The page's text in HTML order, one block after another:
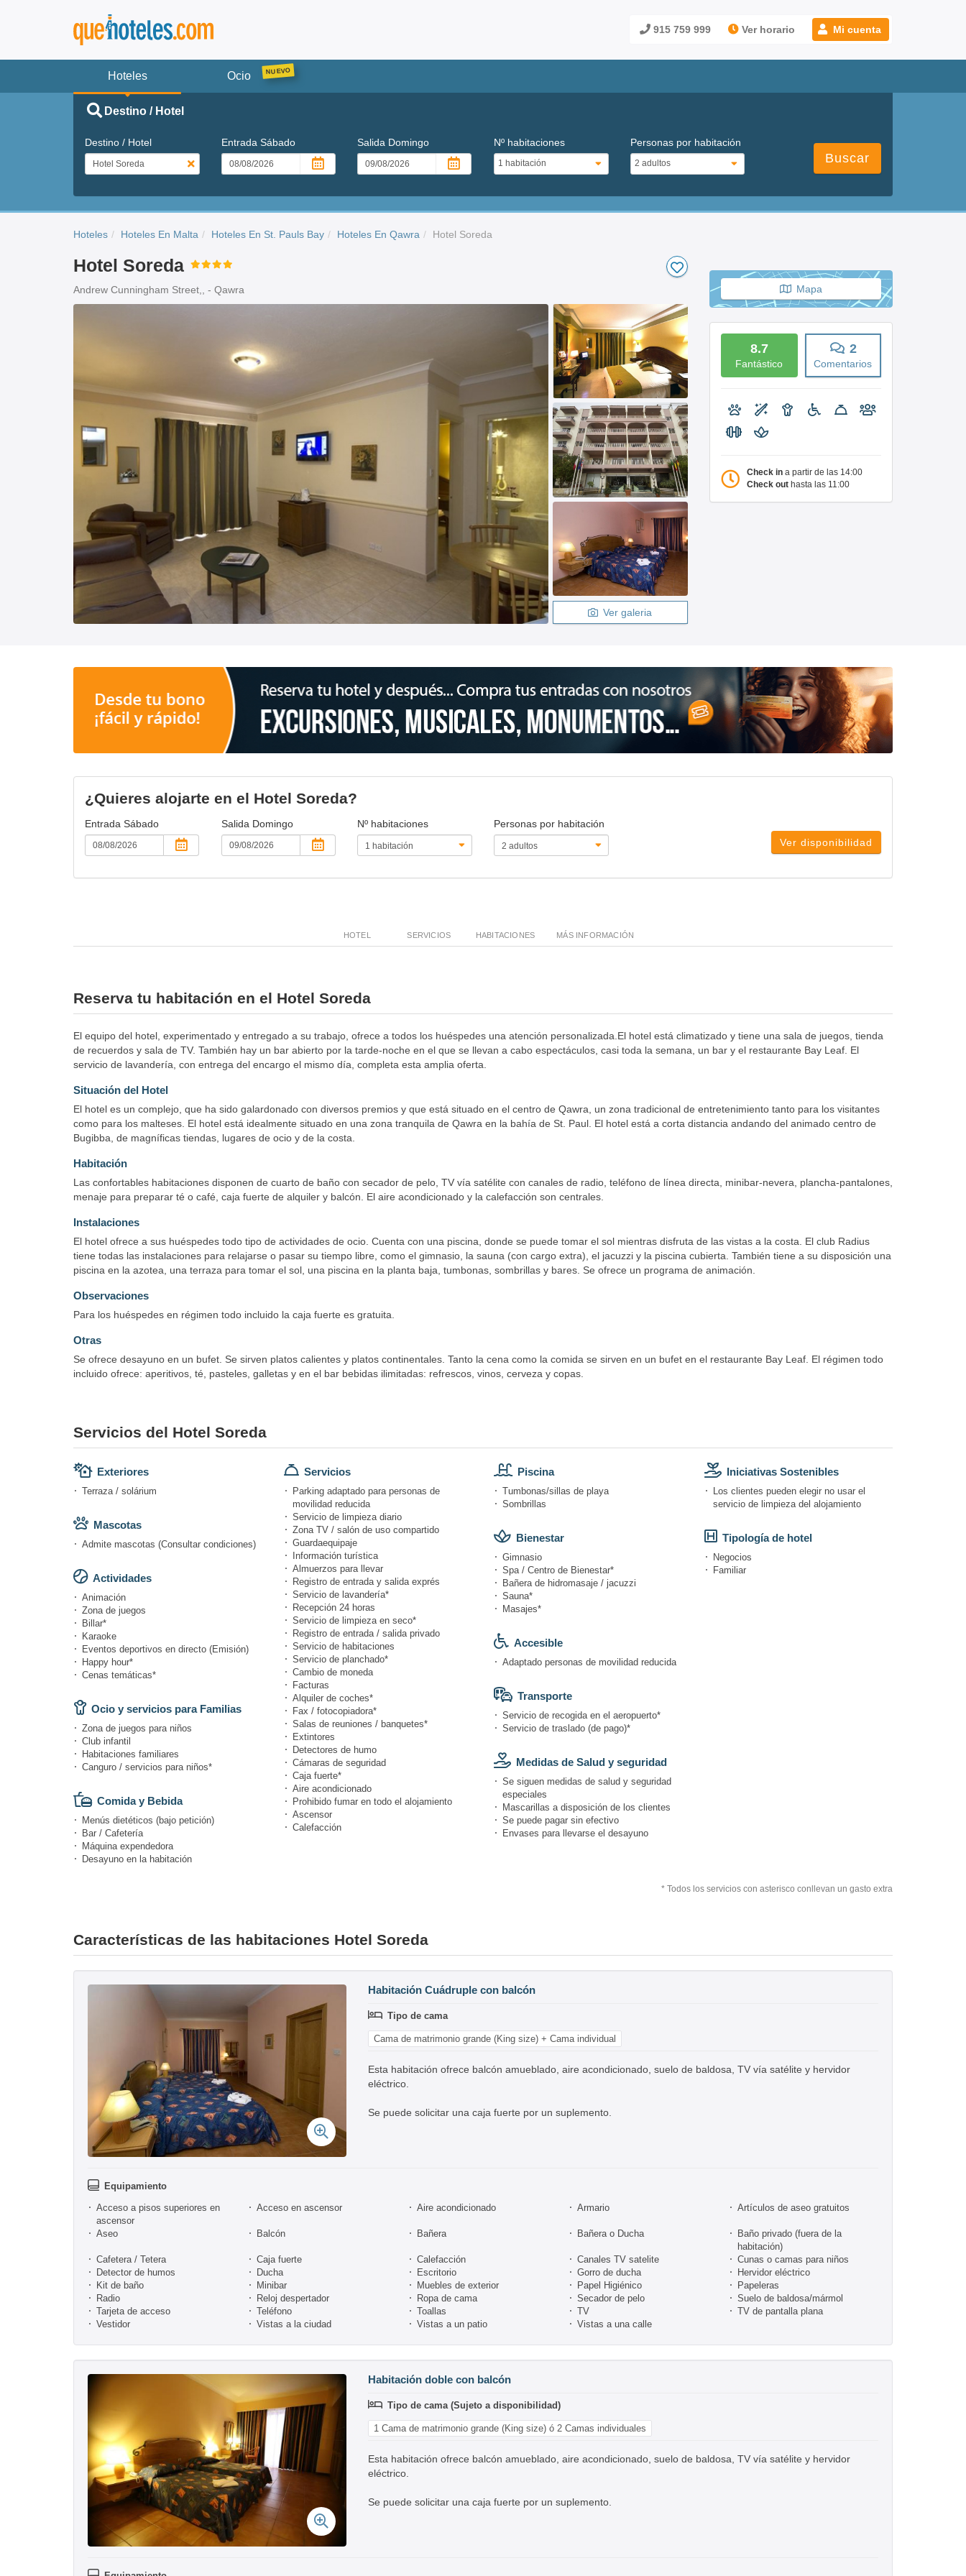
915 759 999 Ver horario Mi cuenta
Hoteles Ocio
Destino / Hotel
Destino / Hotel Entrada Sábado Salida Domingo Nº habitaciones Personas por habitación
Buscar
Hoteles Hoteles En Malta Hoteles En St. Pauls Bay Hoteles En Qawra Hotel Soreda
Hotel Soreda
Andrew Cunningham Street,, - Qawra
Ver galeria
Mapa
8.7
Fantástico
2
Comentarios
Check in a partir de las 14:00
Check out hasta las 11:00
¿Quieres alojarte en el Hotel Soreda?
Entrada Sábado Salida Domingo Nº habitaciones
Personas por habitación
Ver disponibilidad
HOTEL SERVICIOS HABITACIONES MÁS INFORMACIÓN
Reserva tu habitación en el Hotel Soreda
El equipo del hotel, experimentado y entregado a su trabajo, ofrece a todos los huéspedes una atención personalizada.El hotel está climatizado y tiene una sala de juegos, tienda
de recuerdos y sala de TV. También hay un bar abierto por la tarde-noche en el que se llevan a cabo espectáculos, casi toda la semana, un bar y el restaurante Bay Leaf. El
servicio de lavandería, con entrega del encargo el mismo día, completa esta amplia oferta.
Situación del Hotel
El hotel es un complejo, que ha sido galardonado con diversos premios y que está situado en el centro de Qawra, un zona tradicional de entretenimiento tanto para los visitantes
como para los malteses. El hotel está idealmente situado en una zona tranquila de Qawra en la bahía de St. Paul. El hotel está a corta distancia andando del animado centro de
Bugibba, de magníficas tiendas, lugares de ocio y de la costa.
Habitación
Las confortables habitaciones disponen de cuarto de baño con secador de pelo, TV vía satélite con canales de radio, teléfono de línea directa, minibar-nevera, plancha-pantalones,
menaje para preparar té o café, caja fuerte de alquiler y balcón. El aire acondicionado y la calefacción son centrales.
Instalaciones
El hotel ofrece a sus huéspedes todo tipo de actividades de ocio. Cuenta con una piscina, donde se puede tomar el sol mientras disfruta de las vistas a la costa. El club Radius
tiene todas las instalaciones para relajarse o pasar su tiempo libre, como el gimnasio, la sauna (con cargo extra), el jacuzzi y la piscina cubierta. También tiene a su disposición una
piscina en la azotea, una terraza para tomar el sol, una piscina en la planta baja, tumbonas, sombrillas y bares. Se ofrece un programa de animación.
Observaciones
Para los huéspedes en régimen todo incluido la caja fuerte es gratuita.
Otras
Se ofrece desayuno en un bufet. Se sirven platos calientes y platos continentales. Tanto la cena como la comida se sirven en un bufet en el restaurante Bay Leaf. El régimen todo
incluido ofrece: aperitivos, té, pasteles, galletas y en el bar bebidas ilimitadas: refrescos, vinos, cerveza y copas.
Servicios del Hotel Soreda
Exteriores
Terraza / solárium
Mascotas
Admite mascotas (Consultar condiciones)
Actividades
Animación
Zona de juegos
Billar*
Karaoke
Eventos deportivos en directo (Emisión)
Happy hour*
Cenas temáticas*
Ocio y servicios para Familias
Zona de juegos para niños
Club infantil
Habitaciones familiares
Canguro / servicios para niños*
Comida y Bebida
Menús dietéticos (bajo petición)
Bar / Cafetería
Máquina expendedora
Desayuno en la habitación
Servicios
Parking adaptado para personas de
movilidad reducida
Servicio de limpieza diario
Zona TV / salón de uso compartido
Guardaequipaje
Información turística
Almuerzos para llevar
Registro de entrada y salida exprés
Servicio de lavandería*
Recepción 24 horas
Servicio de limpieza en seco*
Registro de entrada / salida privado
Servicio de habitaciones
Servicio de planchado*
Cambio de moneda
Facturas
Alquiler de coches*
Fax / fotocopiadora*
Salas de reuniones / banquetes*
Extintores
Detectores de humo
Cámaras de seguridad
Caja fuerte*
Aire acondicionado
Prohibido fumar en todo el alojamiento
Ascensor
Calefacción
Piscina
Tumbonas/sillas de playa
Sombrillas
Bienestar
Gimnasio
Spa / Centro de Bienestar*
Bañera de hidromasaje / jacuzzi
Sauna*
Masajes*
Accesible
Adaptado personas de movilidad reducida
Transporte
Servicio de recogida en el aeropuerto*
Servicio de traslado (de pago)*
Medidas de Salud y seguridad
Se siguen medidas de salud y seguridad
especiales
Mascarillas a disposición de los clientes
Se puede pagar sin efectivo
Envases para llevarse el desayuno
Iniciativas Sostenibles
Los clientes pueden elegir no usar el
servicio de limpieza del alojamiento
Tipología de hotel
Negocios
Familiar
* Todos los servicios con asterisco conllevan un gasto extra
Características de las habitaciones Hotel Soreda
Habitación Cuádruple con balcón
Tipo de cama
Cama de matrimonio grande (King size) + Cama individual
Esta habitación ofrece balcón amueblado, aire acondicionado, suelo de baldosa, TV vía satélite y hervidor
eléctrico.
Se puede solicitar una caja fuerte por un suplemento.
Equipamiento
Acceso a pisos superiores en
ascensor
Acceso en ascensor Aire acondicionado Armario Artículos de aseo gratuitos
Aseo Balcón Bañera Bañera o Ducha
Baño privado (fuera de la
habitación)
Cafetera / Tetera
Caja fuerte Calefacción Canales TV satelite
Cunas o camas para niños
Detector de humos
Ducha Escritorio Gorro de ducha
Hervidor eléctrico
Kit de baño
Minibar Muebles de exterior Papel Higiénico
Papeleras
Radio
Reloj despertador Ropa de cama Secador de pelo
Suelo de baldosa/mármol
Tarjeta de acceso
Teléfono Toallas TV
TV de pantalla plana
Vestidor
Vistas a la ciudad Vistas a un patio Vistas a una calle
Habitación doble con balcón
Tipo de cama (Sujeto a disponibilidad)
1 Cama de matrimonio grande (King size) ó 2 Camas individuales
Esta habitación ofrece balcón amueblado, aire acondicionado, suelo de baldosa, TV vía satélite y hervidor
eléctrico.
Se puede solicitar una caja fuerte por un suplemento.